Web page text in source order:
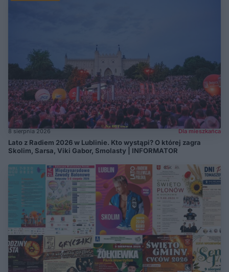
8 sierpnia 2026 Dla mieszkańca
Lato z Radiem 2026 w Lublinie. Kto wystąpi? O której zagra
Skolim, Sarsa, Viki Gabor, Smolasty | INFORMATOR